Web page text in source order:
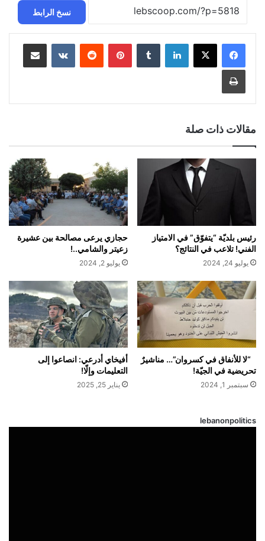
نسخ الرابط
لينكدإن بينتيريست
مقالات ذات صلة
رئيس بلديّة “يتفوّق” في الامتياز
الفني! تلاعب في النتائج؟
يوليو 24, 2024
حجازي يرعى مصالحة بين عشيرة
زعيتر والشامي..!
يوليو 2, 2024
“لا للأنفاق في كسروان”… مناشيرٌ
تحريضية في الجيّة!
سبتمبر 1, 2024
أفيخاي أدرعي: انصاعوا إلى
التعليمات وإلّا!
يناير 25, 2025
lebanonpolitics